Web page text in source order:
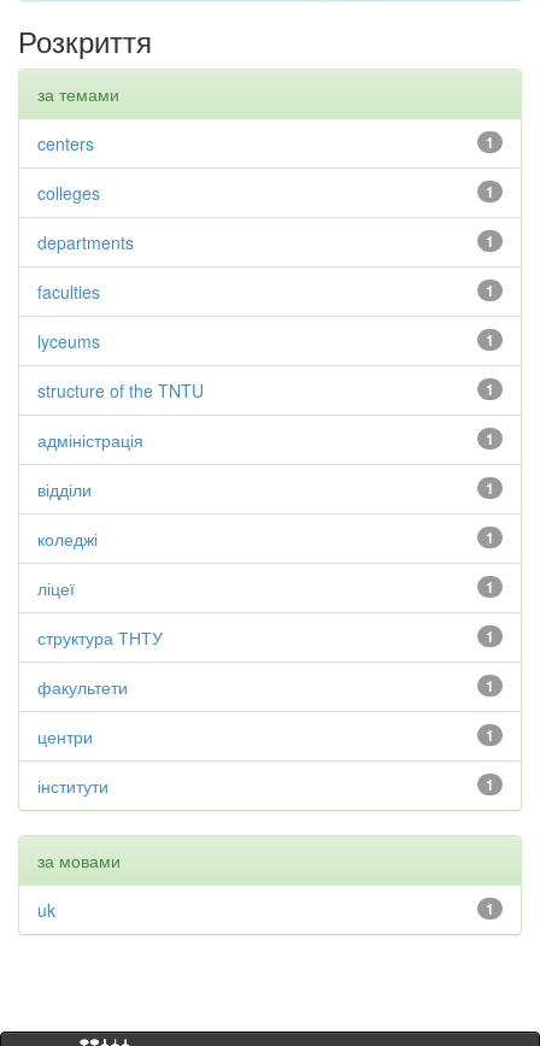
Розкриття
за темами
1
centers
1
colleges
1
departments
1
faculties
1
lyceums
1
structure of the TNTU
1
адміністрація
1
відділи
1
коледжі
1
ліцеї
1
структура ТНТУ
1
факультети
1
центри
1
інститути
за мовами
1
uk